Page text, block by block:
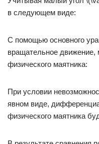
в следующем виде:
С помощью основного
вращательное движение,
физического маятника:
При условии
явном виде,
физического маятника